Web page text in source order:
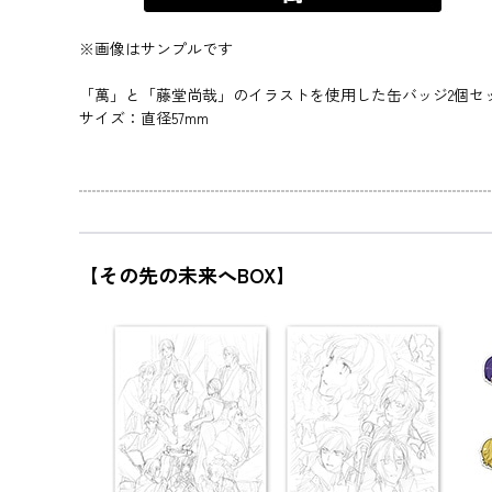
※画像はサンプルです
「萬」と「藤堂尚哉」のイラストを使用した缶バッジ2個セ
サイズ：直径57mm
【その先の未来へBOX】